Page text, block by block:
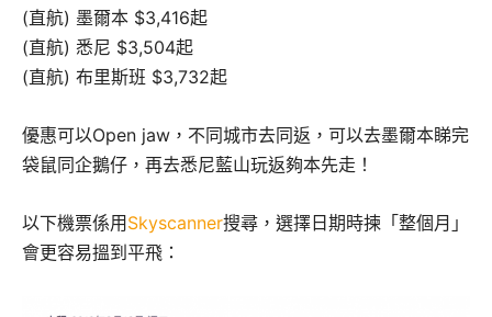
(直航) 墨爾本 $3,416起
(直航) 悉尼 $3,504起
(直航) 布里斯班 $3,732起
優惠可以Open jaw，不同城市去同返，可以去墨爾本睇完
袋鼠同企鵝仔，再去悉尼藍山玩返夠本先走！
以下機票係用Skyscanner搜尋，選擇日期時揀「整個月」
會更容易搵到平飛：